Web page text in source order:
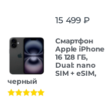
15 499 ₽
Смартфон
Apple iPhone
16 128 ГБ,
Dual: nano
SIM + eSIM,
черный